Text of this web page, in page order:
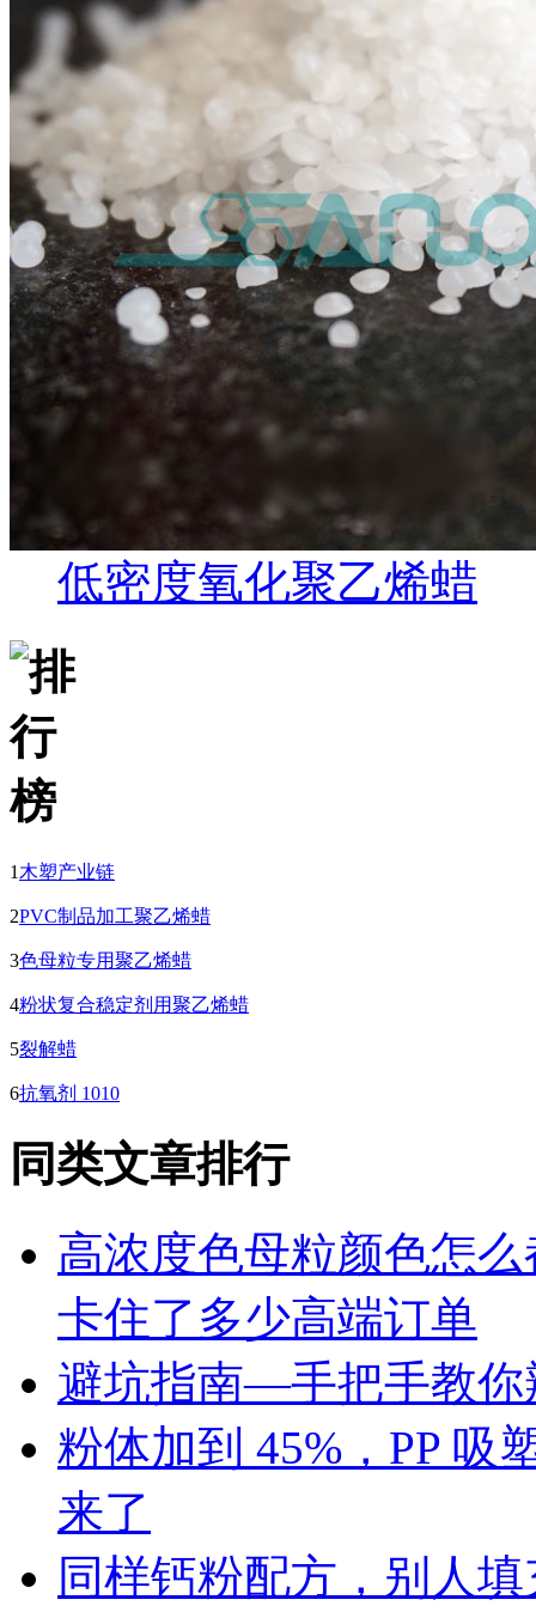
低密度氧化聚乙烯蜡
1 木塑产业链
2PVC制品加工聚乙烯蜡
3色母粒专用聚乙烯蜡
4粉状复合稳定剂用聚乙烯蜡
5裂解蜡
6抗氧剂 1010
同类文章排行
高浓度色母粒颜色怎
卡住了多少高端订单
避坑指南—手把手教你
粉体加到 45%，PP 吸
来了
同样钙粉配方，别人